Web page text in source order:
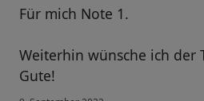
Für mich Note 1.
Weiterhin wünsche ich der
Gute!